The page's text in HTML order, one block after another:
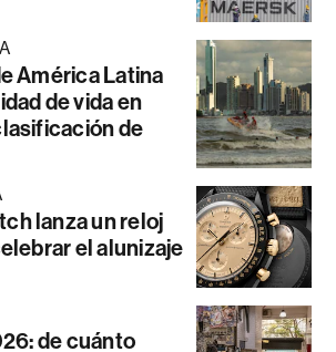
América Latina
de vida en
de
lanza un reloj
el alunizaje
de cuánto